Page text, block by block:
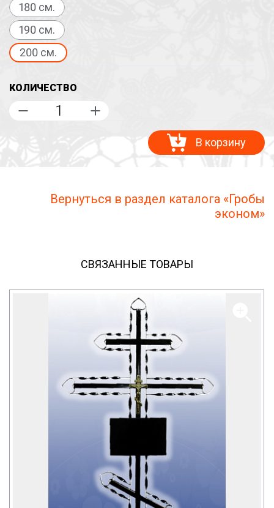
180 см.
190 см.
200 см.
КОЛИЧЕСТВО
В корзину
Вернуться в раздел каталога «Гробы
эконом»
СВЯЗАННЫЕ ТОВАРЫ